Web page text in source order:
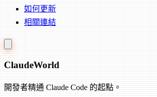
如何更新
相關連結
ClaudeWorld
開發者精通 Claude Code 的起點。